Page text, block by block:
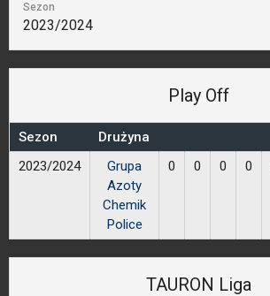
Sezon
2023/2024
Play Off
Sezon Drużyna
2023/2024
Grupa
Azoty
Chemik
Police
0 0 0 0
TAURON Liga